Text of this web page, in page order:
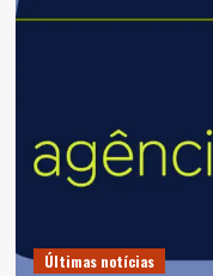
Últimas notícias